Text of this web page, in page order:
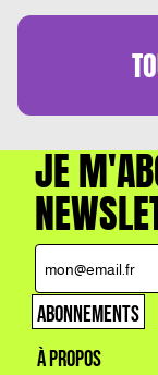
JE
ABONNEMENTS
À PROPOS